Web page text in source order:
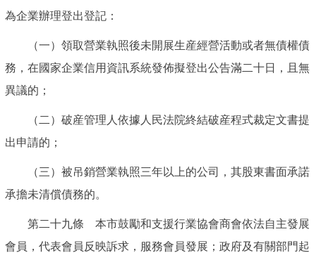
為企業辦理登出登記：
（一）領取營業執照後未開展生産經營活動或者無債權債
務，在國家企業信用資訊系統發佈擬登出公告滿二十日，且無
異議的；
（二）破産管理人依據人民法院終結破産程式裁定文書提
出申請的；
（三）被吊銷營業執照三年以上的公司，其股東書面承諾
承擔未清償債務的。
第二十九條 本市鼓勵和支援行業協會商會依法自主發展
會員，代表會員反映訴求，服務會員發展；政府及有關部門起